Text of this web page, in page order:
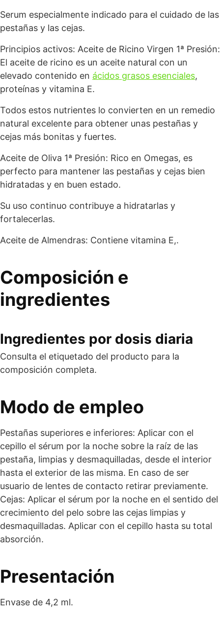
Serum especialmente indicado para el cuidado de las
pestañas y las cejas.
Principios activos: Aceite de Ricino Virgen 1ª Presión:
El aceite de ricino es un aceite natural con un
elevado contenido en ácidos grasos esenciales,
proteínas y vitamina E.
Todos estos nutrientes lo convierten en un remedio
natural excelente para obtener unas pestañas y
cejas más bonitas y fuertes.
Aceite de Oliva 1ª Presión: Rico en Omegas, es
perfecto para mantener las pestañas y cejas bien
hidratadas y en buen estado.
Su uso continuo contribuye a hidratarlas y
fortalecerlas.
Aceite de Almendras: Contiene vitamina E,.
Composición e
ingredientes
Ingredientes por dosis diaria
Consulta el etiquetado del producto para la
composición completa.
Modo de empleo
Pestañas superiores e inferiores: Aplicar con el
cepillo el sérum por la noche sobre la raíz de las
pestaña, limpias y desmaquilladas, desde el interior
hasta el exterior de las misma. En caso de ser
usuario de lentes de contacto retirar previamente.
Cejas: Aplicar el sérum por la noche en el sentido del
crecimiento del pelo sobre las cejas limpias y
desmaquilladas. Aplicar con el cepillo hasta su total
absorción.
Presentación
Envase de 4,2 ml.